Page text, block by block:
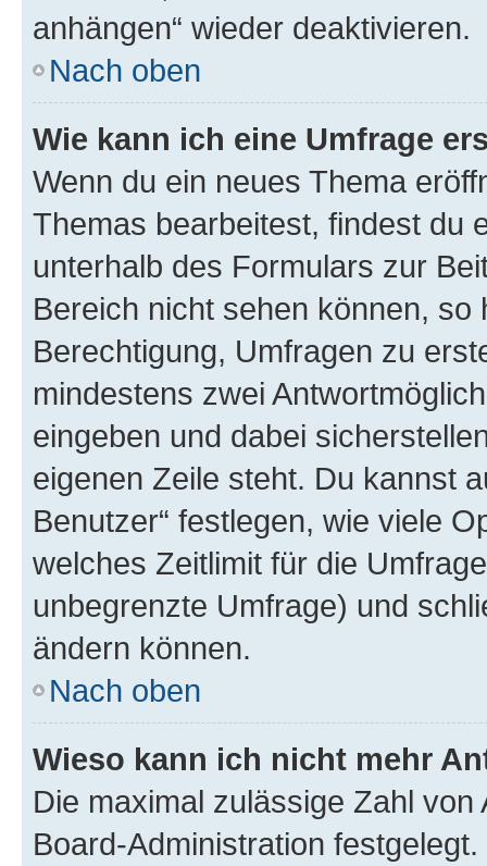
anhängen“ wieder deaktivieren.
Nach oben
Wie kann ich eine Umfrage
Wenn du ein neues Thema
Themas bearbeitest, findest du
unterhalb des Formulars zur
Bereich nicht sehen können,
Berechtigung, Umfragen zu
mindestens zwei
eingeben und dabei
eigenen Zeile steht. Du kannst
Benutzer“ festlegen, wie viele
welches Zeitlimit für die
unbegrenzte Umfrage) und
ändern können.
Nach oben
Wieso kann ich nicht mehr
Die maximal zulässige Zahl
Board-Administration